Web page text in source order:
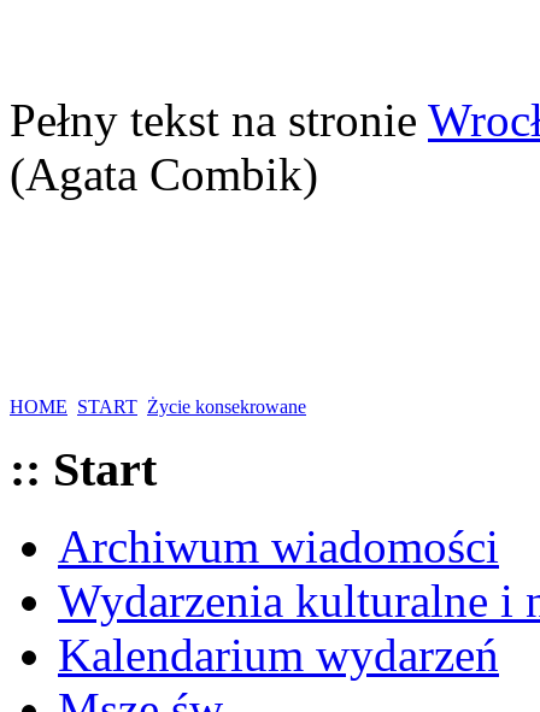
Pełny tekst na stronie
(Agata Combik)
HOME START Życie konsekrowane
:: Start
Archiwum wiadomości
Wydarzenia kulturalne i
Kalendarium wydarzeń